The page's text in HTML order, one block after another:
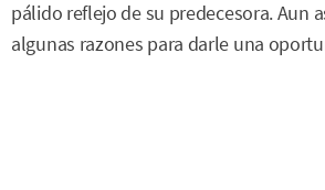
pálido reflejo de su predecesora. Aun
algunas razones para darle una